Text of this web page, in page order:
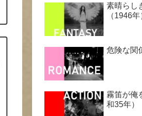
素晴らし
（1946年
危険な関
霧笛が俺
和35年）